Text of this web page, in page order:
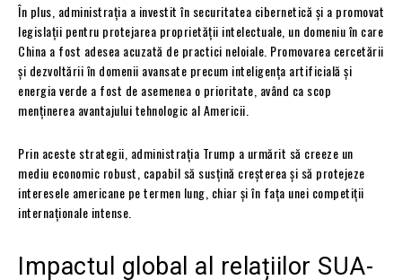
În plus, administrația a investit în securitatea cibernetică și a promovat
legislații pentru protejarea proprietății intelectuale, un domeniu în care
China a fost adesea acuzată de practici neloiale. Promovarea cercetării
și dezvoltării în domenii avansate precum inteligența artificială și
energia verde a fost de asemenea o prioritate, având ca scop
menținerea avantajului tehnologic al Americii.
Prin aceste strategii, administrația Trump a urmărit să creeze un
mediu economic robust, capabil să susțină creșterea și să protejeze
interesele americane pe termen lung, chiar și în fața unei competiții
internaționale intense.
Impactul global al relațiilor SUA-